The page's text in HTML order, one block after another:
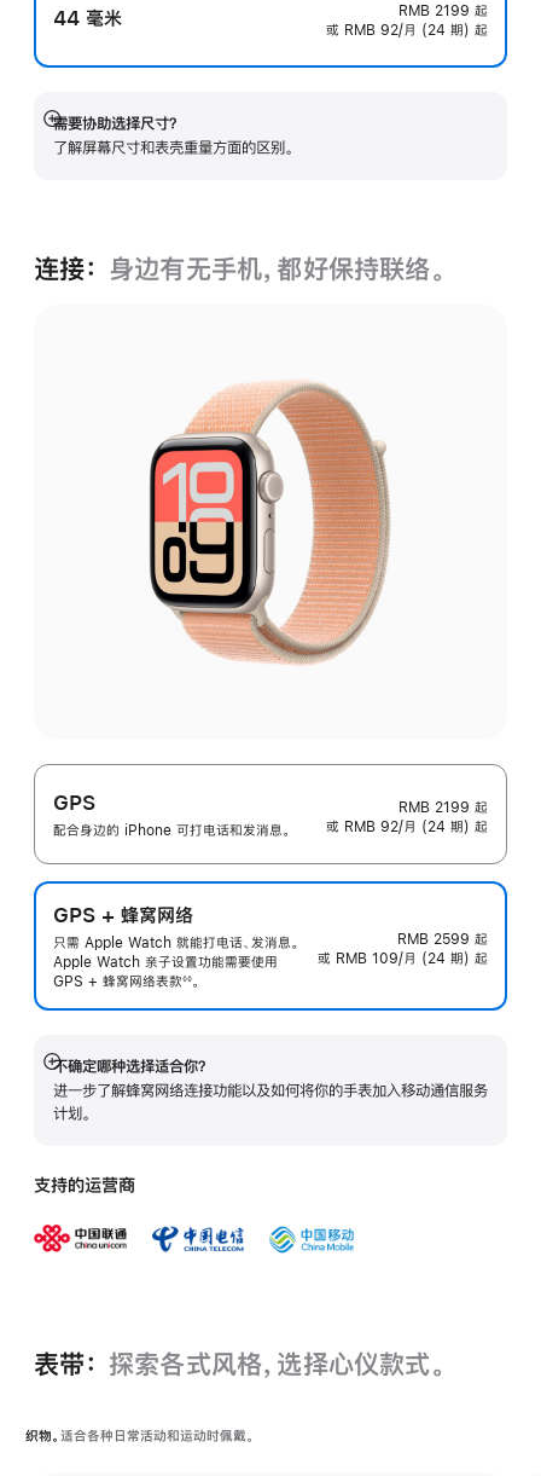
44 毫米 RMB 2199 起
或 RMB 92/月 (24 期) 起
需要协助选择尺寸？
了解屏幕尺寸和表壳重量方面的区别。
展
开
连接： 身边有无手机，都好保持联络。
GPS
配合身边的 iPhone 可打电话和发消息。
RMB 2199 起
或 RMB 92/月 (24 期) 起
GPS + 蜂窝网络
只需 Apple Watch 就能打电话、发消息。
Apple Watch 亲子设置功能需要使用
GPS + 蜂窝网络表款◊◊。
RMB 2599 起
或 RMB 109/月 (24 期) 起
不确定哪种选择适合你？
进一步了解蜂窝网络连接功能以及如何将你的手表加入移动通信服务
计划。
展
开
支持的运营商
表带： 探索各式风格，选择心仪款式。
织物。 适合各种日常活动和运动时佩戴。